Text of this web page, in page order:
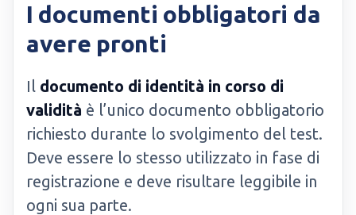
I documenti obbligatori da
avere pronti
Il documento di identità in corso di
validità è l’unico documento obbligatorio
richiesto durante lo svolgimento del test.
Deve essere lo stesso utilizzato in fase di
registrazione e deve risultare leggibile in
ogni sua parte.